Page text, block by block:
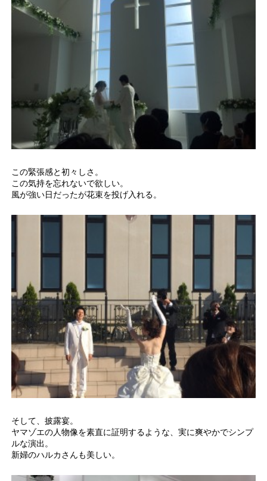
この緊張感と初々しさ。
この気持を忘れないで欲しい。
風が強い日だったが花束を投げ入れる。
そして、披露宴。
ヤマゾエの人物像を素直に証明するような、実に爽やかでシンプ
ルな演出。
新婦のハルカさんも美しい。